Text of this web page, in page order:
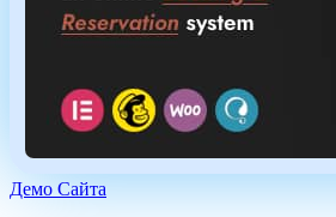
Демо Сайта